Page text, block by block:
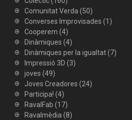
Comunitat Verda (50)
Converses Improvisades (1)
Cooperem (4)
Dinàmiques (4)
Dinàmiques per la igualtat(7)
Impressió 3D (3)
joves (49)
Joves Creadores (24)
Participa! (4)
RavalFab (17)
Ravalmèdia (8)